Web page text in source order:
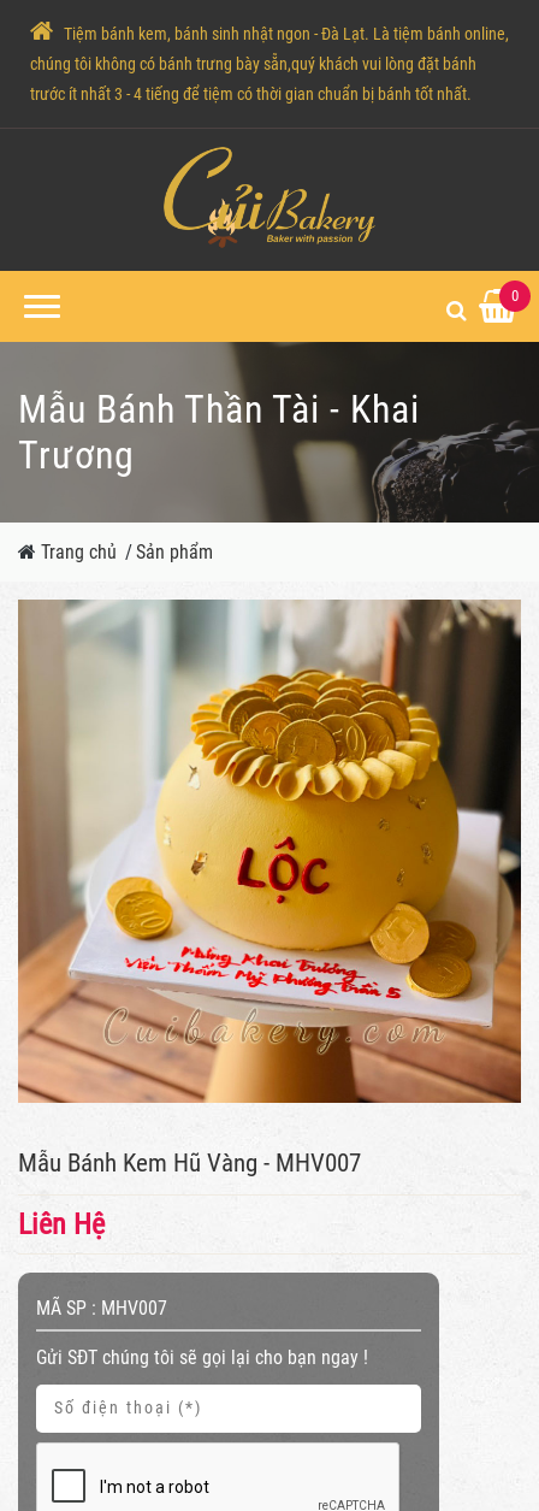
Tiệm bánh kem, bánh sinh nhật ngon - Đà Lạt. Là tiệm bánh online,
chúng tôi không có bánh trưng bày sẵn,quý khách vui lòng đặt bánh
trước ít nhất 3 - 4 tiếng để tiệm có thời gian chuẩn bị bánh tốt nhất.
0
Mẫu Bánh Thần Tài - Khai
Trương
Trang chủ /Sản phẩm
Mẫu Bánh Kem Hũ Vàng - MHV007
Liên Hệ
MÃ SP : MHV007
Gửi SĐT chúng tôi sẽ gọi lại cho bạn ngay !